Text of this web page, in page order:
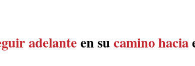
adelanteen sucamino hacia